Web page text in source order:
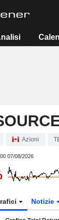
Azioni
07/08/2026
Notizie